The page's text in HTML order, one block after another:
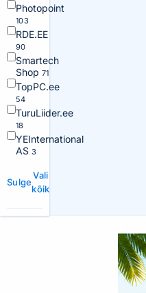
Photopoint
103
RDE.EE
90
Smartech
Shop 71
TopPC.ee
54
TuruLiider.ee
18
YEInternational
AS 3
Sulge
Vali
kõik